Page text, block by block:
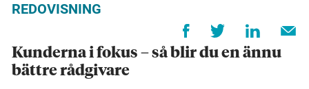
REDOVISNING
Kunderna i fokus – så blir du en ännu
bättre rådgivare